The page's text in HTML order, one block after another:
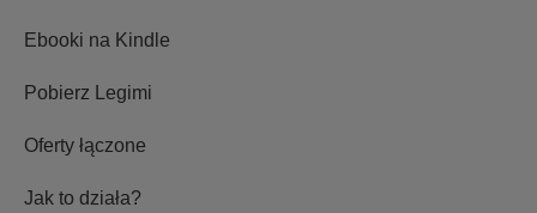
Ebooki na Kindle
Pobierz Legimi
Oferty łączone
Jak to działa?